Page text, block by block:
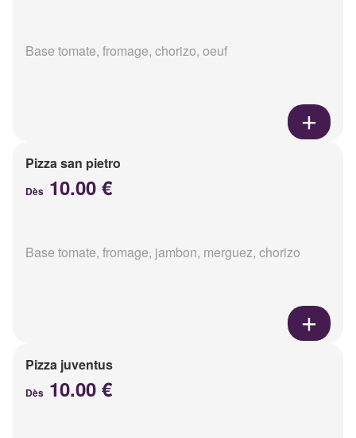
Base tomate, fromage, chorizo, oeuf
Pizza san pietro
Dès 10.00 €
Base tomate, fromage, jambon, merguez, chorizo
Pizza juventus
Dès 10.00 €